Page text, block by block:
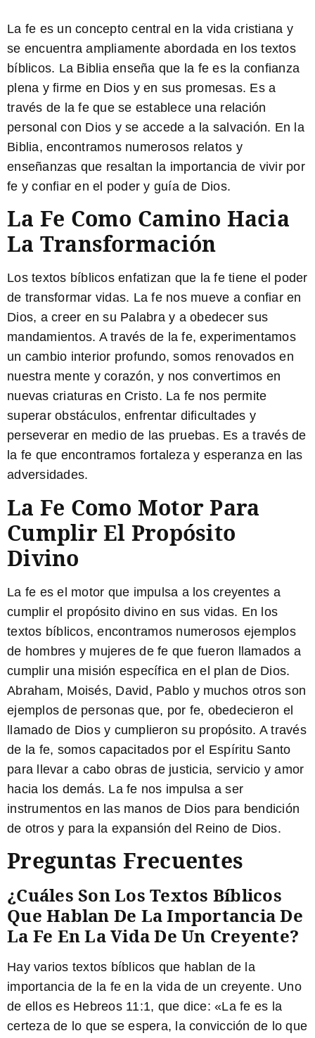
La fe es un concepto central en la vida cristiana y
se encuentra ampliamente abordada en los textos
bíblicos. La Biblia enseña que la fe es la confianza
plena y firme en Dios y en sus promesas. Es a
través de la fe que se establece una relación
personal con Dios y se accede a la salvación. En la
Biblia, encontramos numerosos relatos y
enseñanzas que resaltan la importancia de vivir por
fe y confiar en el poder y guía de Dios.
La Fe Como Camino Hacia
La Transformación
Los textos bíblicos enfatizan que la fe tiene el poder
de transformar vidas. La fe nos mueve a confiar en
Dios, a creer en su Palabra y a obedecer sus
mandamientos. A través de la fe, experimentamos
un cambio interior profundo, somos renovados en
nuestra mente y corazón, y nos convertimos en
nuevas criaturas en Cristo. La fe nos permite
superar obstáculos, enfrentar dificultades y
perseverar en medio de las pruebas. Es a través de
la fe que encontramos fortaleza y esperanza en las
adversidades.
La Fe Como Motor Para
Cumplir El Propósito
Divino
La fe es el motor que impulsa a los creyentes a
cumplir el propósito divino en sus vidas. En los
textos bíblicos, encontramos numerosos ejemplos
de hombres y mujeres de fe que fueron llamados a
cumplir una misión específica en el plan de Dios.
Abraham, Moisés, David, Pablo y muchos otros son
ejemplos de personas que, por fe, obedecieron el
llamado de Dios y cumplieron su propósito. A través
de la fe, somos capacitados por el Espíritu Santo
para llevar a cabo obras de justicia, servicio y amor
hacia los demás. La fe nos impulsa a ser
instrumentos en las manos de Dios para bendición
de otros y para la expansión del Reino de Dios.
Preguntas Frecuentes
¿Cuáles Son Los Textos Bíblicos
Que Hablan De La Importancia De
La Fe En La Vida De Un Creyente?
Hay varios textos bíblicos que hablan de la
importancia de la fe en la vida de un creyente. Uno
de ellos es Hebreos 11:1, que dice: «La fe es la
certeza de lo que se espera, la convicción de lo que